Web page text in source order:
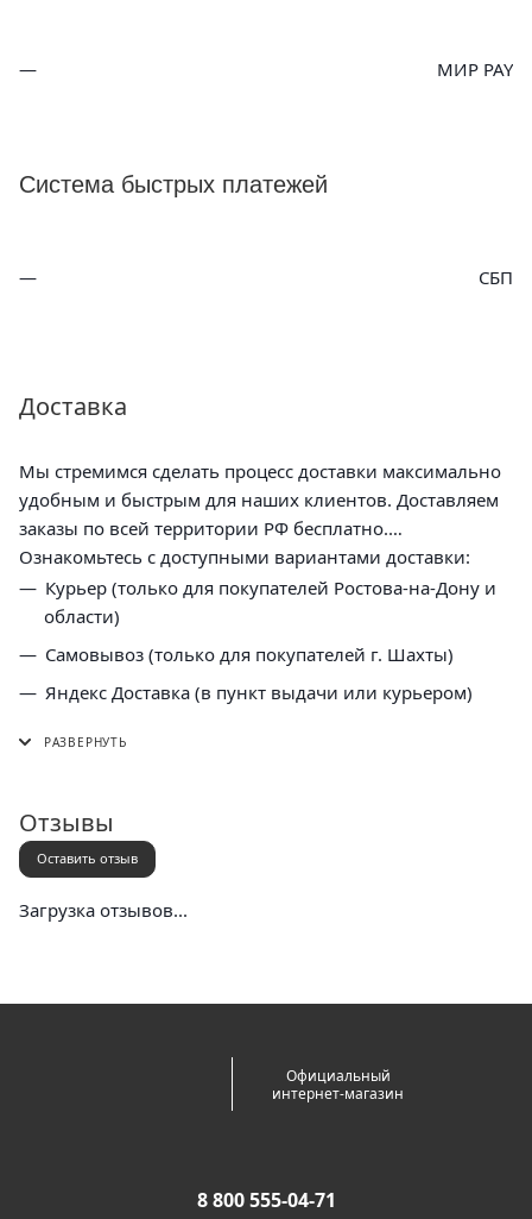
МИР PAY
Система быстрых платежей
СБП
Доставка
Мы стремимся сделать процесс доставки максимально
удобным и быстрым для наших клиентов. Доставляем
заказы по всей территории РФ бесплатно.
Ознакомьтесь с доступными вариантами доставки:
Курьер (только для покупателей Ростова-на-Дону и
области)
Самовывоз (только для покупателей г. Шахты)
Яндекс Доставка (в пункт выдачи или курьером)
Отзывы
Оставить отзыв
Загрузка отзывов...
Официальный
интернет-магазин
8 800 555-04-71